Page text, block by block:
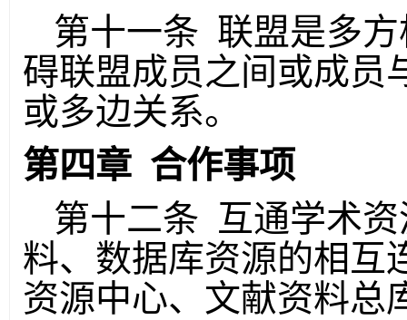
第十一条 联盟是多
碍联盟成员之间或成员
或多边关系。
第四章 合作事项
第十二条 互通学术
料、数据库资源的相互
资源中心、文献资料总